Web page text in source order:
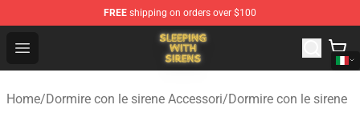
FREE shipping on orders over $100
Open menu
Sleeping With Sirens Store - Official Sleeping With
Home/Dormire con le sirene Accessori/Dormire con le sirene